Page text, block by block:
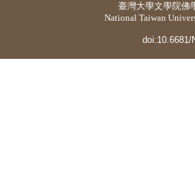
臺灣大學文學院佛
National Taiwan
doi:10.6681/